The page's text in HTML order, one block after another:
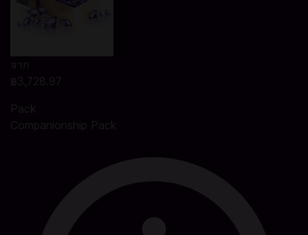
จาก
฿3,728.97
Pack
Companionship Pack